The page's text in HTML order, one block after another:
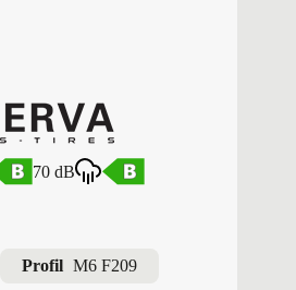
70 dB
Profil M6 F209